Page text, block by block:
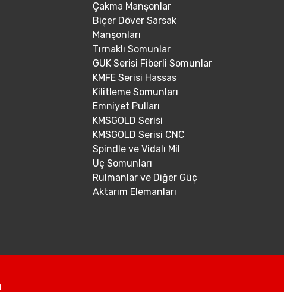
Çakma Manşonlar
Biçer Döver Sarsak
Manşonları
Tırnaklı Somunlar
GUK Serisi Fiberli Somunlar
KMFE Serisi Hassas
Kilitleme Somunları
Emniyet Pulları
KMSGOLD Serisi
KMSGOLD Serisi CNC
Spindle ve Vidalı Mil
Uç Somunları
Rulmanlar ve Diğer Güç
Aktarım Elemanları